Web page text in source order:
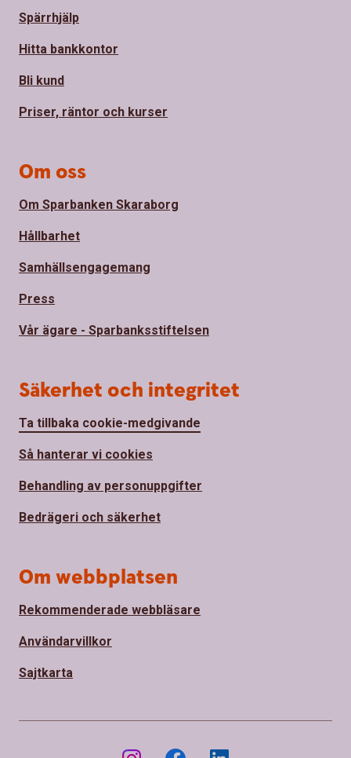
Spärrhjälp
Hitta bankkontor
Bli kund
Priser, räntor och kurser
Om oss
Om Sparbanken Skaraborg
Hållbarhet
Samhällsengagemang
Press
Vår ägare - Sparbanksstiftelsen
Säkerhet och integritet
Ta tillbaka cookie-medgivande
Så hanterar vi cookies
Behandling av personuppgifter
Bedrägeri och säkerhet
Om webbplatsen
Rekommenderade webbläsare
Användarvillkor
Sajtkarta